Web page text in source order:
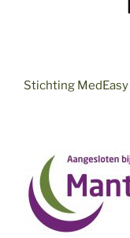
Stichting MedEasy